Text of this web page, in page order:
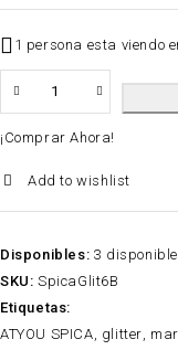
1 persona esta viendo
¡Comprar Ahora!
Add to wishlist
Disponibles: 3
SKU: SpicaGlit6B
Etiquetas:
ATYOU SPICA glitter